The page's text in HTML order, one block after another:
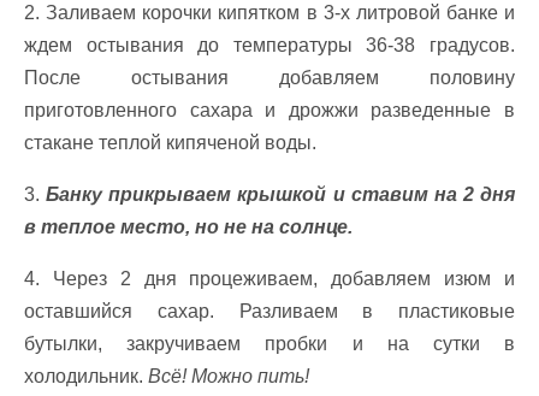
2. Заливаем корочки кипятком в 3-х литровой банке и
ждем остывания до температуры 36-38 градусов.
После остывания добавляем половину
приготовленного сахара и дрожжи разведенные в
стакане теплой кипяченой воды.
3.Банку прикрываем крышкой и ставим на 2 дня
в теплое место, но не на солнце.
4. Через 2 дня процеживаем, добавляем изюм и
оставшийся сахар. Разливаем в пластиковые
бутылки, закручиваем пробки и на сутки в
холодильник. Всё! Можно пить!